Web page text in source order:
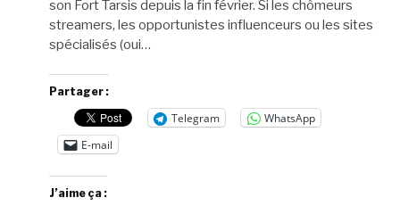
son Fort Tarsis depuis la fin février. Si les chômeurs
streamers, les opportunistes influenceurs ou les sites
spécialisés (oui…
Partager :
Telegram
WhatsApp
E-mail
J’aime ça :